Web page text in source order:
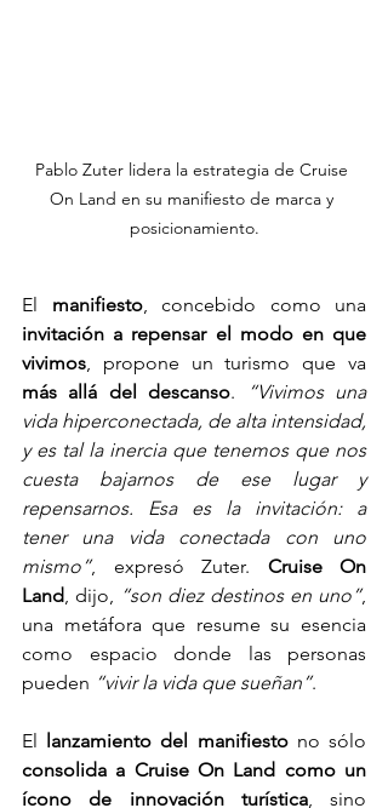
Pablo Zuter lidera la estrategia de Cruise
On Land en su manifiesto de marca y
posicionamiento.
El manifiesto
invitación a repensar el modo en que
vivimos
más allá del descanso.
“Vivimos una
vida hiperconectada, de alta intensidad,
y es tal la inercia que tenemos que nos
cuesta bajarnos de ese lugar y
repensarnos. Esa es la invitación: a
tener una vida conectada con uno
mismo”, expresó Zuter. Cruise On
Land, dijo, “son diez destinos en uno”,
una metáfora que resume su esencia
como espacio donde las personas
pueden “vivir la vida que sueñan”.
El lanzamiento del manifiesto
consolida a Cruise On Land como un
ícono de innovación turística, sino